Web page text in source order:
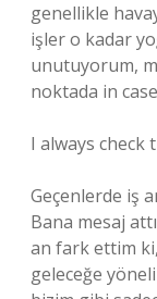
genellikle
işler o kadar
unutuyorum,
noktada in
I always check
Geçenlerde iş
Bana mesaj
an fark ettim
geleceğe